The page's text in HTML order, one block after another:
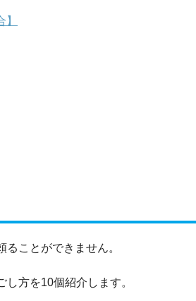
ることができません。
方を10個紹介します。